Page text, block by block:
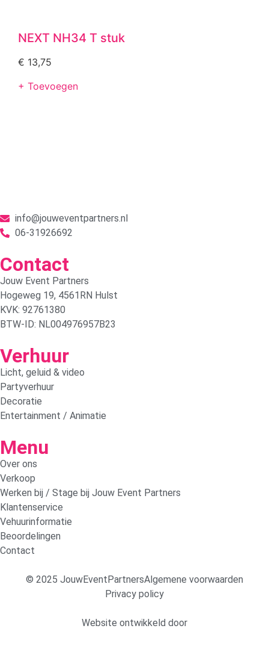
NEXT NH34 T stuk
€ 13,75
+ Toevoegen
info@jouweventpartners.nl
06-31926692
Contact
Jouw Event Partners
Hogeweg 19, 4561RN Hulst
KVK: 92761380
BTW-ID: NL004976957B23
Verhuur
Licht, geluid & video
Partyverhuur
Decoratie
Entertainment / Animatie
Menu
Over ons
Verkoop
Werken bij / Stage bij Jouw Event Partners
Klantenservice
Vehuurinformatie
Beoordelingen
Contact
© 2025 JouwEventPartnersAlgemene voorwaarden
Privacy policy
Website ontwikkeld door